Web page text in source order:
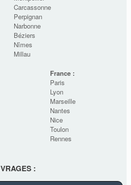
Carcassonne
Perpignan
Narbonne
Béziers
Nîmes
Millau
France :
Paris
Lyon
Marseille
Nantes
Nice
Toulon
Rennes
: